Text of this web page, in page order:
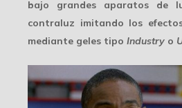
bajo grandes aparatos de
contraluz imitando los
mediante geles tipo Industry o